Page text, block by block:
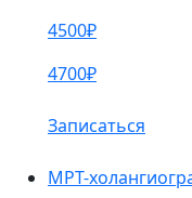
4500₽
4700₽
Записаться
МРТ-